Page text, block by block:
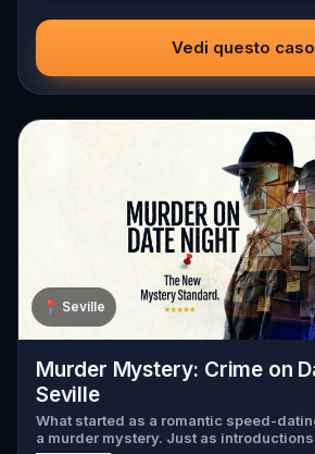
Vedi questo caso
📍 Seville
Murder Mystery: Crime on
Seville
What started as a romantic speed-
a murder mystery. Just as